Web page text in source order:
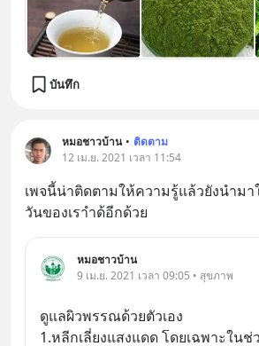
บันทึก
หมอชาวบ้าน • ติดตาม
12 เม.ย. 2021 เวลา 11:54
เพจนี้น่าติดตามให้ความรู้แล้วยังนำมา
วันของเราำด้อีกด้วย
หมอชาวบ้าน
9 เม.ย. 2021 เวลา 09:05 • สุขภาพ
ดูแลผิวพรรณด้วยตัวเอง
1.หลีกเลี่ยงแสงแดด โดยเฉพาะในช่